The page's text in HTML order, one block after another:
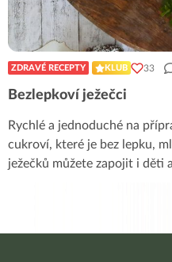
ZDRAVÉ RECEPTY KLUB 33
Bezlepkoví ježečci
Rychlé a jednoduché na
cukroví, které je bez lepku,
ježečků můžete zapojit i děti